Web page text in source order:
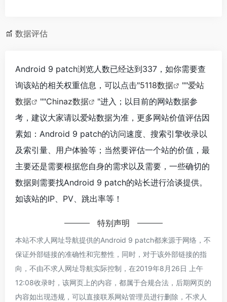
数据评估
Android 9 patch浏览人数已经达到337，如你需要查
询该站的相关权重信息，可以点击"5118数据 ""爱站
数据
""Chinaz数据
"进入；以目前的网站数据参
考，建议大家请以爱站数据为准，更多网站价值评估因
素如：Android 9 patch的访问速度、搜索引擎收录以
及索引量、用户体验等；当然要评估一个站的价值，最
主要还是需要根据您自身的需求以及需要，一些确切的
数据则需要找Android 9 patch的站长进行洽谈提供。
如该站的IP、PV、跳出率等！
特别声明
本站不求人网址导航提供的Android 9 patch都来源于网络，不
保证外部链接的准确性和完整性，同时，对于该外部链接的指
向，不由不求人网址导航实际控制，在2019年8月26日 上午
12:08收录时，该网页上的内容，都属于合规合法，后期网页的
内容如出现违规，可以直接联系网站管理员进行删除，不求人